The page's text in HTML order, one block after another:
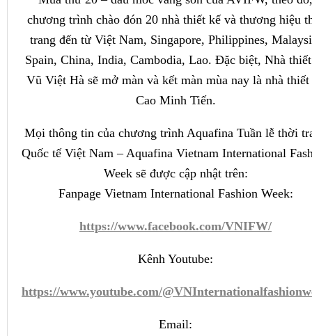
chương trình chào đón 20 nhà thiết kế và thương hiệu
trang đến từ Việt Nam, Singapore, Philippines,
Spain, China, India, Cambodia, Lao. Đặc biệt, Nhà
Vũ Việt Hà sẽ mở màn và kết màn mùa nay là nhà thiết
Cao Minh Tiến.
Mọi thông tin của chương trình Aquafina Tuần lễ thời
Quốc tế Việt Nam – Aquafina Vietnam International
Week sẽ được cập nhật trên:
Fanpage Vietnam International Fashion Week:
https://www.facebook.com/VNIFW/
Kênh Youtube:
https://www.youtube.com/
Email: